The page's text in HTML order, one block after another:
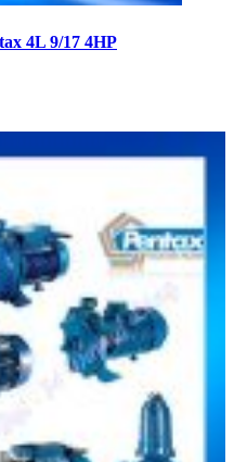
4L 9/17 4HP